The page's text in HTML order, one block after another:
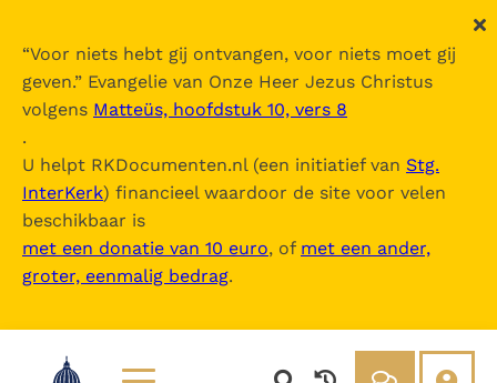
“Voor niets hebt gij ontvangen, voor niets moet gij
geven.” Evangelie van Onze Heer Jezus Christus
volgens Matteüs, hoofdstuk 10, vers 8
.
U helpt RKDocumenten.nl (een initiatief van Stg.
InterKerk) financieel waardoor de site voor velen
beschikbaar is
met een donatie van 10 euro, of met een ander,
groter, eenmalig bedrag.
Ecclesia in Medio Oriente
Inhoudsopgave
uitklappen
- Inleiding
voor u allen, telkens wanneer wij
uw naam noemen in onze
gebeden" (1 Tess. 1, 2)